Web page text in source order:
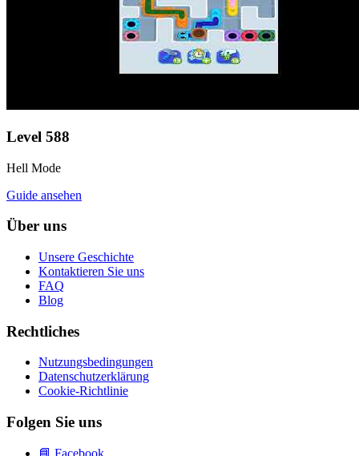
Level 588
Hell Mode
Guide ansehen
Über uns
Unsere Geschichte
Kontaktieren Sie uns
FAQ
Blog
Rechtliches
Nutzungsbedingungen
Datenschutzerklärung
Cookie-Richtlinie
Folgen Sie uns
📘 Facebook